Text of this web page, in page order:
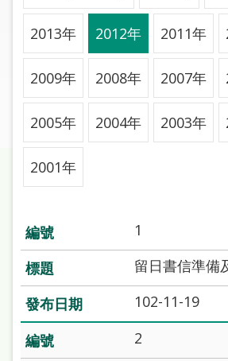
線
上
請
常
見
問
答
加
入
市
圖
網
站
2013年 2012年 2011年
2009年 2008年 2007年
2005年 2004年 2003年
2001年
1
留日書信準備
102-11-19
2